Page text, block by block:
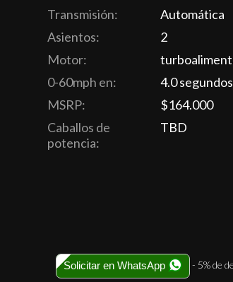
Transmisión:
Automática
Asientos:
2
Motor:
0-60mph en:
4.0 segundos
MSRP:
$164.000
Caballos de
potencia:
TBD
Solicitar en WhatsApp - 5% de